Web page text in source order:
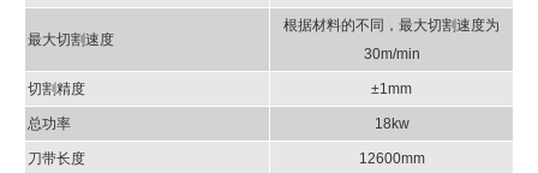
最大切割速度
根据材料的不同，最大切割速度为
30m/min
切割精度 ±1mm
总功率 18kw
刀带长度 12600mm